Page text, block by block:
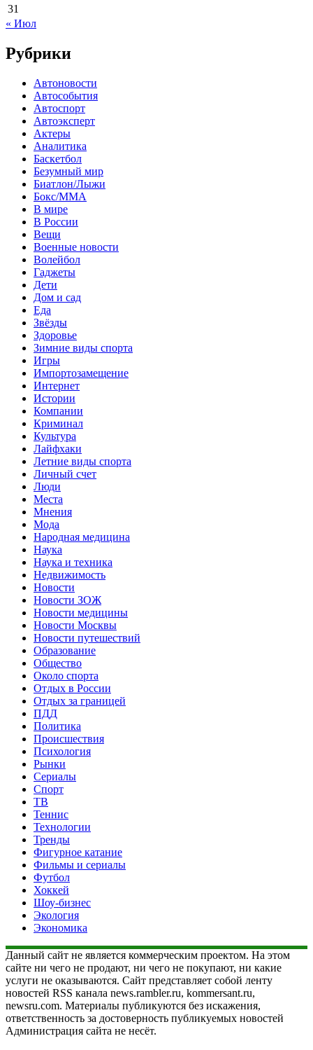
31
« Июл
Рубрики
Автоновости
Автособытия
Автоспорт
Автоэксперт
Актеры
Аналитика
Баскетбол
Безумный мир
Биатлон/Лыжи
Бокс/MMA
В мире
В России
Вещи
Военные новости
Волейбол
Гаджеты
Дети
Дом и сад
Еда
Звёзды
Здоровье
Зимние виды спорта
Игры
Импортозамещение
Интернет
Истории
Компании
Криминал
Культура
Лайфхаки
Летние виды спорта
Личный счет
Люди
Места
Мнения
Мода
Народная медицина
Наука
Наука и техника
Недвижимость
Новости
Новости ЗОЖ
Новости медицины
Новости Москвы
Новости путешествий
Образование
Общество
Около спорта
Отдых в России
Отдых за границей
ПДД
Политика
Происшествия
Психология
Рынки
Сериалы
Спорт
ТВ
Теннис
Технологии
Тренды
Фигурное катание
Фильмы и сериалы
Футбол
Хоккей
Шоу-бизнес
Экология
Экономика
Данный сайт не является коммерческим проектом. На этом
сайте ни чего не продают, ни чего не покупают, ни какие
услуги не оказываются. Сайт представляет собой ленту
новостей RSS канала news.rambler.ru, kommersant.ru,
newsru.com. Материалы публикуются без искажения,
ответственность за достоверность публикуемых новостей
Администрация сайта не несёт.